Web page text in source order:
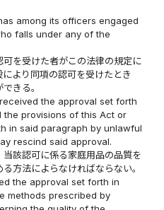
among its officers engaged
falls under any of the
を受けた者がこの法律の規定に
より同項の認可を受けたとき
きる。
the approval set forth
the provisions of this Act or
in said paragraph by unlawful
rescind said approval.
該認可に係る家庭用品の品質を
方法によらなければならない。
the approval set forth in
methods prescribed by